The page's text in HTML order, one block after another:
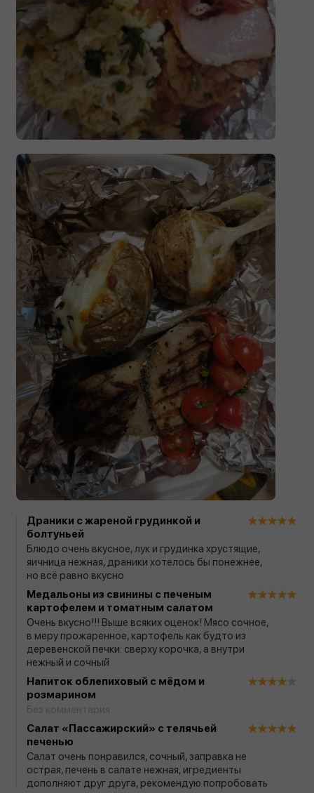
Драники с жареной грудинкой и
болтуньей
Блюдо очень вкусное, лук и грудинка хрустящие,
яичница нежная, драники хотелось бы понежнее,
но всё равно вкусно
Медальоны из свинины с печеным
картофелем и томатным салатом
Очень вкусно!!! Выше всяких оценок! Мясо сочное,
в меру прожаренное, картофель как будто из
деревенской печки: сверху корочка, а внутри
нежный и сочный
Напиток облепиховый с мёдом и
розмарином
Салат «Пассажирский» с телячьей
печенью
Салат очень понравился, сочный, заправка не
острая, печень в салате нежная, игредиенты
дополняют друг друга, рекомендую попробовать